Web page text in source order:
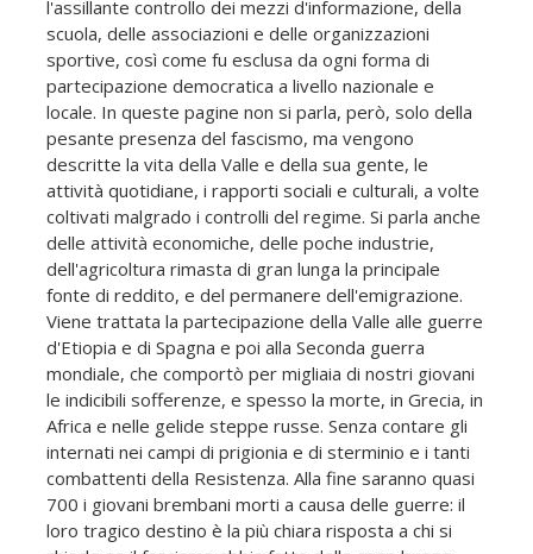
l'assillante controllo dei mezzi d'informazione, della
scuola, delle associazioni e delle organizzazioni
sportive, così come fu esclusa da ogni forma di
partecipazione democratica a livello nazionale e
locale. In queste pagine non si parla, però, solo della
pesante presenza del fascismo, ma vengono
descritte la vita della Valle e della sua gente, le
attività quotidiane, i rapporti sociali e culturali, a volte
coltivati malgrado i controlli del regime. Si parla anche
delle attività economiche, delle poche industrie,
dell'agricoltura rimasta di gran lunga la principale
fonte di reddito, e del permanere dell'emigrazione.
Viene trattata la partecipazione della Valle alle guerre
d'Etiopia e di Spagna e poi alla Seconda guerra
mondiale, che comportò per migliaia di nostri giovani
le indicibili sofferenze, e spesso la morte, in Grecia, in
Africa e nelle gelide steppe russe. Senza contare gli
internati nei campi di prigionia e di sterminio e i tanti
combattenti della Resistenza. Alla fine saranno quasi
700 i giovani brembani morti a causa delle guerre: il
loro tragico destino è la più chiara risposta a chi si